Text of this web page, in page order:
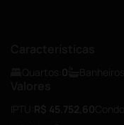
0
R$ 45.752,60